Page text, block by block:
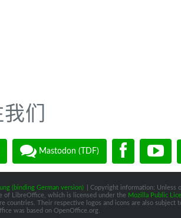
们
Mastodon (TDF)
(binding German version)
| Copyright information: Unless
of LibreOffice, which is licensed under the Mozilla Public
Their respective logos and icons are also
was based on OpenOffice.org.